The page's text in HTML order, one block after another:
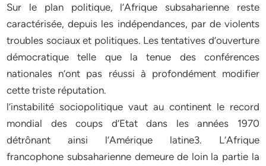
Sur le plan politique, l’Afrique subsaharienne reste
caractérisée, depuis les indépendances, par de violents
troubles sociaux et politiques. Les tentatives d’ouverture
démocratique telle que la tenue des conférences
nationales n’ont pas réussi à profondément modifier
cette triste réputation.
l’instabilité sociopolitique vaut au continent le record
mondial des coups d’Etat dans les années 1970
détrônant ainsi l’Amérique latine3. L’Afrique
francophone subsaharienne demeure de loin la partie la